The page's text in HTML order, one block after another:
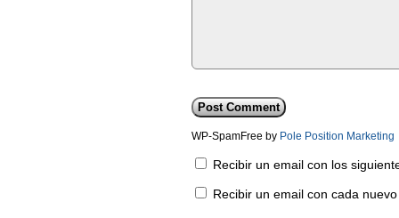
WP-SpamFree by Pole Position Marketing
Recibir un email con los
Recibir un email con cada